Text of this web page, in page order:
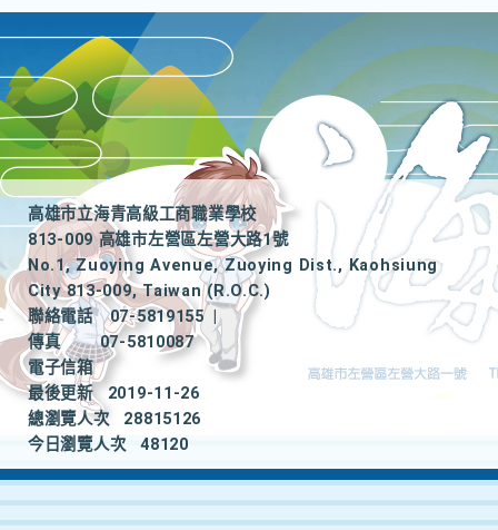
高雄市立海青高級工商職業學校
813-009 高雄市左營區左營大路1號
No.1, Zuoying Avenue, Zuoying Dist., Kaohsiung
City 813-009, Taiwan (R.O.C.)
聯絡電話
07-5819155
|
傳真
07-5810087
電子信箱
最後更新
2019-11-26
總瀏覽人次
28815126
今日瀏覽人次
48120